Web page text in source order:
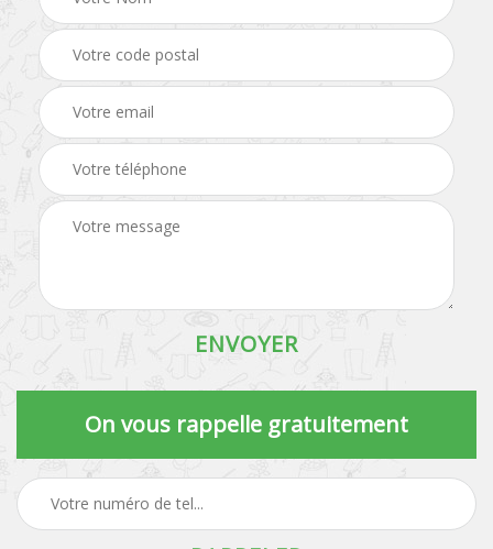
On vous rappelle gratuitement